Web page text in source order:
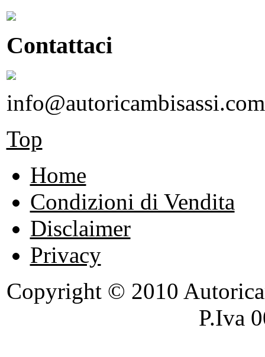
Contattaci
info@autoricambisassi.com
Top
Home
Condizioni di Vendita
Disclaimer
Privacy
Copyright © 2010
P.Iva